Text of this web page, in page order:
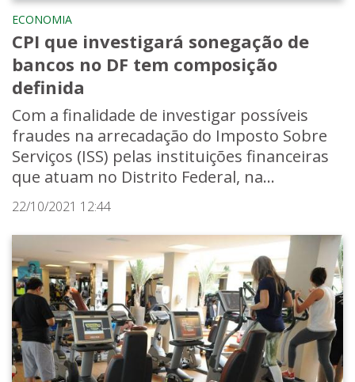
ECONOMIA
CPI que investigará sonegação de
bancos no DF tem composição
definida
Com a finalidade de investigar possíveis
fraudes na arrecadação do Imposto Sobre
Serviços (ISS) pelas instituições financeiras
que atuam no Distrito Federal, na...
22/10/2021 12:44